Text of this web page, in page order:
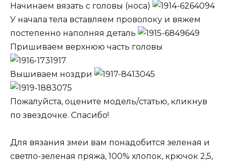
Начинаем вязать с головы (носа)
У начала тела вставляем проволоку и вяжем
постепенно наполняя деталь
Пришиваем верхнюю часть головы
Вышиваем ноздри
Пожалуйста, оцените модель/статью, кликнув
по звездочке. Спасибо!
Для вязания змеи вам понадобится зеленая и
светло-зеленая пряжа, 100% хлопок, крючок 2,5,